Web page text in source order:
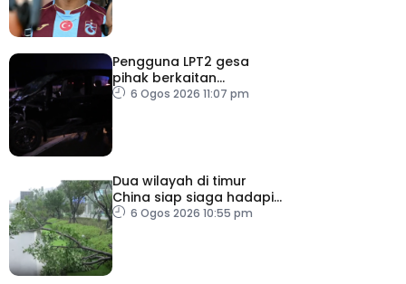
Pengguna LPT2 gesa
pihak berkaitan
pertingkat keselamatan
6 Ogos 2026 11:07 pm
Dua wilayah di timur
China siap siaga hadapi
taufan Dolphin
6 Ogos 2026 10:55 pm